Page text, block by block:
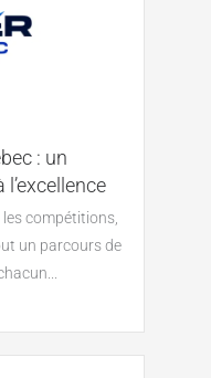
: un
compétitions,
un parcours de